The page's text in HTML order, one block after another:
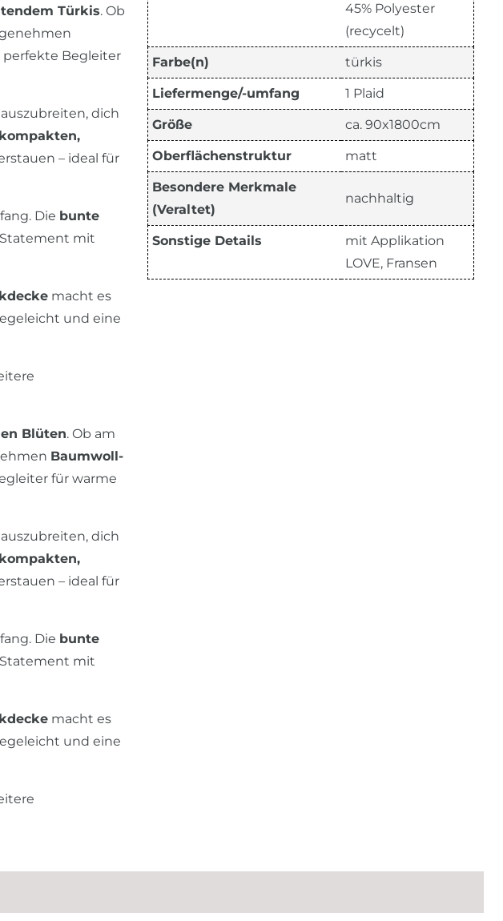
Türkis. Ob
perfekte Begleiter
dich
kompakten,
– ideal für
Die bunte
mit
macht es
und eine
Blüten. Ob am
Baumwoll-
für warme
dich
kompakten,
– ideal für
Die bunte
mit
macht es
und eine
45% Polyester
(recycelt)
Farbe(n) türkis
Liefermenge/-umfang 1 Plaid
Größe ca. 90x1800cm
Oberflächenstruktur matt
Besondere Merkmale
(Veraltet)
nachhaltig
Sonstige Details
mit Applikation
LOVE, Fransen